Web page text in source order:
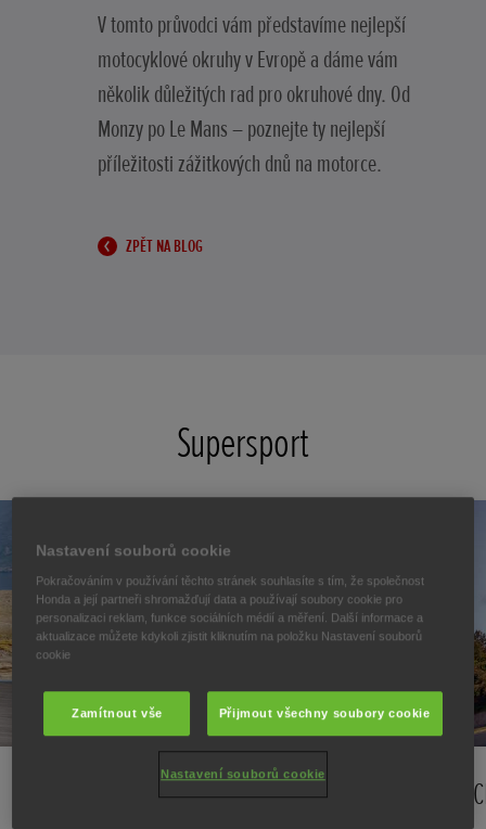
V tomto průvodci vám představíme nejlepší
motocyklové okruhy v Evropě a dáme vám
několik důležitých rad pro okruhové dny. Od
Monzy po Le Mans – poznejte ty nejlepší
příležitosti zážitkových dnů na motorce.
ZPĚT NA BLOG
Supersport
CBR1000RR-R Fireblade
Nastavení souborů cookie
Pokračováním v používání těchto stránek souhlasíte s tím, že společnost
Honda a její partneři shromažďují data a používají soubory cookie pro
personalizaci reklam, funkce sociálních médií a měření. Další informace a
aktualizace můžete kdykoli zjistit kliknutím na položku Nastavení souborů
cookie
Zamítnout vše Přijmout všechny soubory cookie
Nastavení souborů cookie